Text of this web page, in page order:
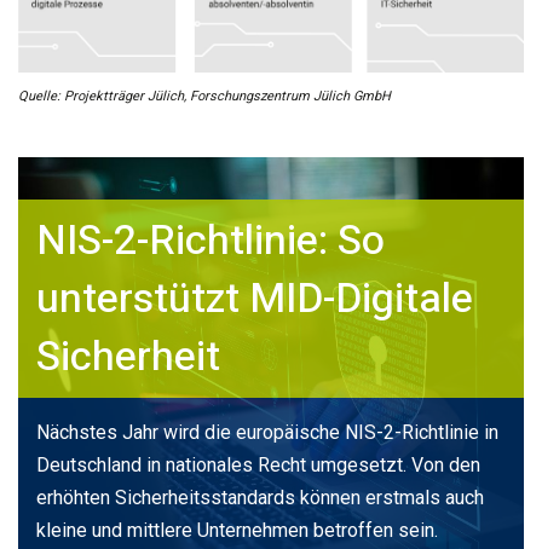
Quelle: Projektträger Jülich, Forschungszentrum Jülich GmbH
NIS-2-Richtlinie: So
unterstützt MID-Digitale
Sicherheit
Nächstes Jahr wird die europäische NIS-2-Richtlinie in
Deutschland in nationales Recht umgesetzt. Von den
erhöhten Sicherheitsstandards können erstmals auch
kleine und mittlere Unternehmen betroffen sein.